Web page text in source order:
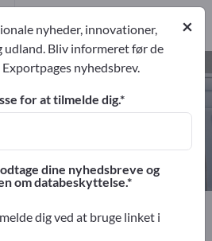
find producenter
2
2
Specialkøretøjer
×
nyheder, innovationer,
udland. Bliv informeret før de
nyhedsbrev.
for at tilmelde dig.
dine nyhedsbreve og
om databeskyttelse.
dig ved at bruge linket i